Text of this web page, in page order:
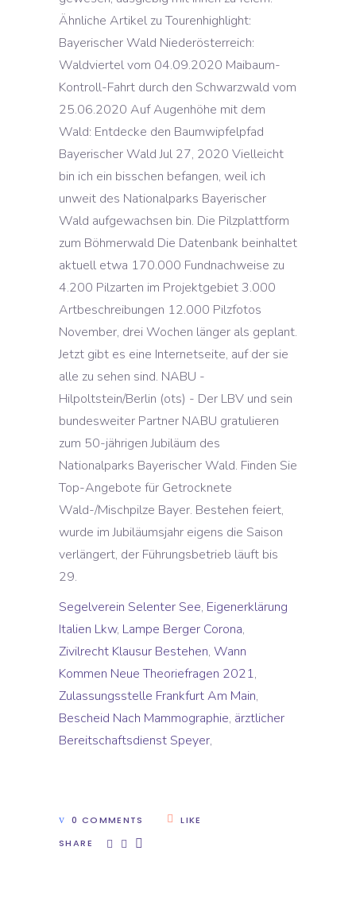
Ähnliche Artikel zu Tourenhighlight:
Bayerischer Wald Niederösterreich:
Waldviertel vom 04.09.2020 Maibaum-
Kontroll-Fahrt durch den Schwarzwald vom
25.06.2020 Auf Augenhöhe mit dem
Wald: Entdecke den Baumwipfelpfad
Bayerischer Wald Jul 27, 2020 Vielleicht
bin ich ein bisschen befangen, weil ich
unweit des Nationalparks Bayerischer
Wald aufgewachsen bin. Die Pilzplattform
zum Böhmerwald Die Datenbank beinhaltet
aktuell etwa 170.000 Fundnachweise zu
4.200 Pilzarten im Projektgebiet 3.000
Artbeschreibungen 12.000 Pilzfotos
November, drei Wochen länger als geplant.
Jetzt gibt es eine Internetseite, auf der sie
alle zu sehen sind. NABU -
Hilpoltstein/Berlin (ots) - Der LBV und sein
bundesweiter Partner NABU gratulieren
zum 50-jährigen Jubiläum des
Nationalparks Bayerischer Wald. Finden Sie
Top-Angebote für Getrocknete
Wald-/Mischpilze Bayer. Bestehen feiert,
wurde im Jubiläumsjahr eigens die Saison
verlängert, der Führungsbetrieb läuft bis
29.
Segelverein Selenter See, Eigenerklärung
Italien Lkw, Lampe Berger Corona,
Zivilrecht Klausur Bestehen, Wann
Kommen Neue Theoriefragen 2021,
Zulassungsstelle Frankfurt Am Main,
Bescheid Nach Mammographie, ärztlicher
Bereitschaftsdienst Speyer,
0 COMMENTS
LIKE
SHARE